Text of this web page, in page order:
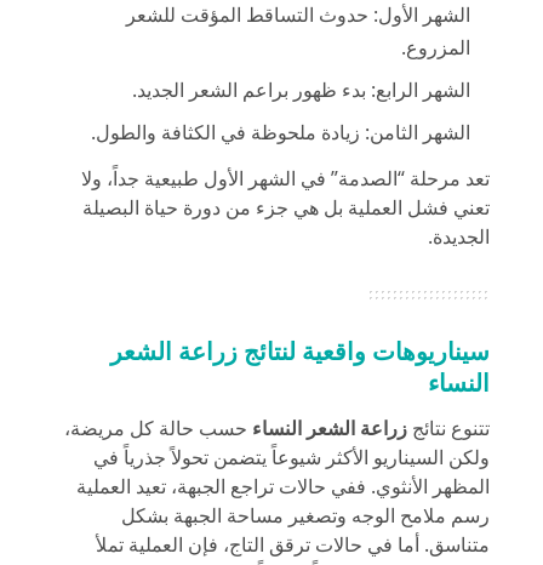
الشهر الأول: حدوث التساقط المؤقت للشعر
المزروع.
الشهر الرابع: بدء ظهور براعم الشعر الجديد.
الشهر الثامن: زيادة ملحوظة في الكثافة والطول.
تعد مرحلة “الصدمة” في الشهر الأول طبيعية جداً، ولا
تعني فشل العملية بل هي جزء من دورة حياة البصيلة
الجديدة.
سيناريوهات واقعية لنتائج زراعة الشعر
النساء
تتنوع نتائج زراعة الشعر النساء حسب حالة كل مريضة،
ولكن السيناريو الأكثر شيوعاً يتضمن تحولاً جذرياً في
المظهر الأنثوي. ففي حالات تراجع الجبهة، تعيد العملية
رسم ملامح الوجه وتصغير مساحة الجبهة بشكل
متناسق. أما في حالات ترقق التاج، فإن العملية تملأ